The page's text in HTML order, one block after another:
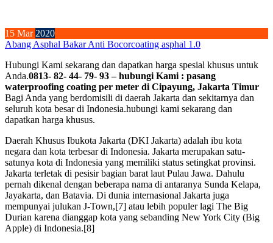
15 Mar2020
Abang Asphal Bakar Anti Bocorcoating asphal 1.0
Hubungi Kami sekarang dan dapatkan harga spesial khusus untuk
Anda.0813- 82- 44- 79- 93 – hubungi Kami : pasang
waterproofing coating per meter di Cipayung, Jakarta Timur
Bagi Anda yang berdomisili di daerah Jakarta dan sekitarnya dan
seluruh kota besar di Indonesia.hubungi kami sekarang dan
dapatkan harga khusus.
Daerah Khusus Ibukota Jakarta (DKI Jakarta) adalah ibu kota
negara dan kota terbesar di Indonesia. Jakarta merupakan satu-
satunya kota di Indonesia yang memiliki status setingkat provinsi.
Jakarta terletak di pesisir bagian barat laut Pulau Jawa. Dahulu
pernah dikenal dengan beberapa nama di antaranya Sunda Kelapa,
Jayakarta, dan Batavia. Di dunia internasional Jakarta juga
mempunyai julukan J-Town,[7] atau lebih populer lagi The Big
Durian karena dianggap kota yang sebanding New York City (Big
Apple) di Indonesia.[8]